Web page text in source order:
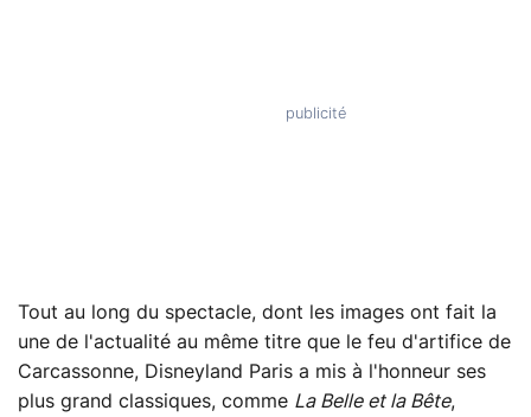
Tout au long du spectacle, dont les images ont fait la
une de l'actualité au même titre que le feu d'artifice de
Carcassonne, Disneyland Paris a mis à l'honneur ses
plus grand classiques, comme La Belle et la Bête,